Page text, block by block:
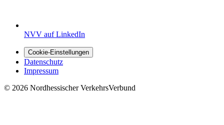
NVV auf LinkedIn
Cookie-Einstellungen
Datenschutz
Impressum
© 2026 Nordhessischer VerkehrsVerbund